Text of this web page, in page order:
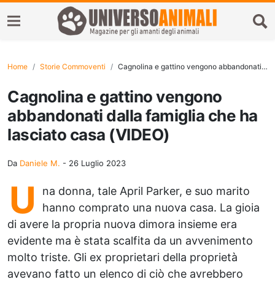
Home Storie Commoventi Cagnolina e gattino vengono abbandonati dalla famiglia che ha lasciato casa (VIDEO)
Cagnolina e gattino vengono
abbandonati dalla famiglia che ha
lasciato casa (VIDEO)
Da Daniele M. - 26 Luglio 2023
U
na donna, tale April Parker, e suo marito
hanno comprato una nuova casa. La gioia
di avere la propria nuova dimora insieme era
evidente ma è stata scalfita da un avvenimento
molto triste. Gli ex proprietari della proprietà
avevano fatto un elenco di ciò che avrebbero